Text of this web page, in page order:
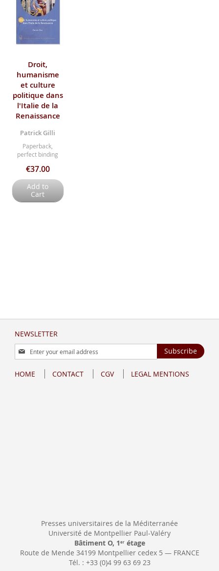
Droit,
humanisme
et culture
politique dans
l'Italie de la
Renaissance
Patrick Gilli
Paperback,
perfect binding
€37.00
Add to
Cart
NEWSLETTER
Sign
Up
Our
Subscribe
HOME CONTACT CGV LEGAL MENTIONS
Presses universitaires de la Méditerranée
Université de Montpellier Paul-Valéry
Bâtiment O, 1 erétage
Route de Mende 34199 Montpellier cedex 5 — FRANCE
Tél. : +33 (0)4 99 63 69 23